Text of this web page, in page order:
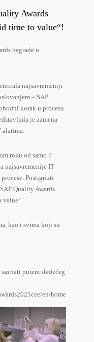
Awards
time to value“!
nagrade u
najsavremeniji
– SAP
korak u procesu
je zamena
alatima.
roku od samo 7
najsavremenije IT
Postignuti
Quality Awards
value“.
kao i svima koji su
putem sledećeg
en/home